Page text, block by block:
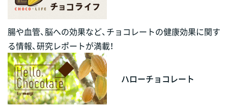
腸や血管、脳への効果など、チョコレートの健康効果に関す
る情報、研究レポートが満載！
ハローチョコレート